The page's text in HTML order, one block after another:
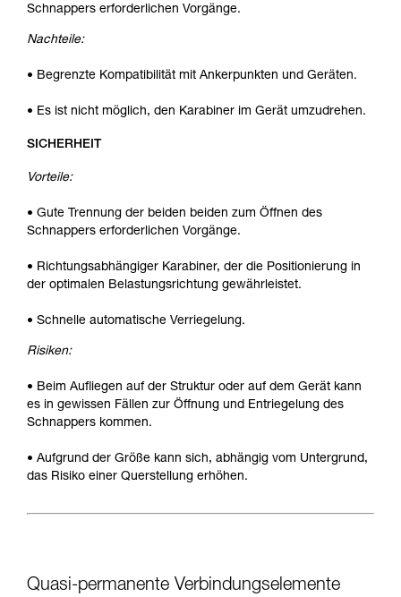
Schnappers erforderlichen Vorgänge.
Nachteile:
• Begrenzte Kompatibilität mit Ankerpunkten und Geräten.
• Es ist nicht möglich, den Karabiner im Gerät umzudrehen.
SICHERHEIT
Vorteile:
• Gute Trennung der beiden beiden zum Öffnen des
Schnappers erforderlichen Vorgänge.
• Richtungsabhängiger Karabiner, der die Positionierung in
der optimalen Belastungsrichtung gewährleistet.
• Schnelle automatische Verriegelung.
Risiken:
• Beim Aufliegen auf der Struktur oder auf dem Gerät kann
es in gewissen Fällen zur Öffnung und Entriegelung des
Schnappers kommen.
• Aufgrund der Größe kann sich, abhängig vom Untergrund,
das Risiko einer Querstellung erhöhen.
Quasi-permanente Verbindungselemente